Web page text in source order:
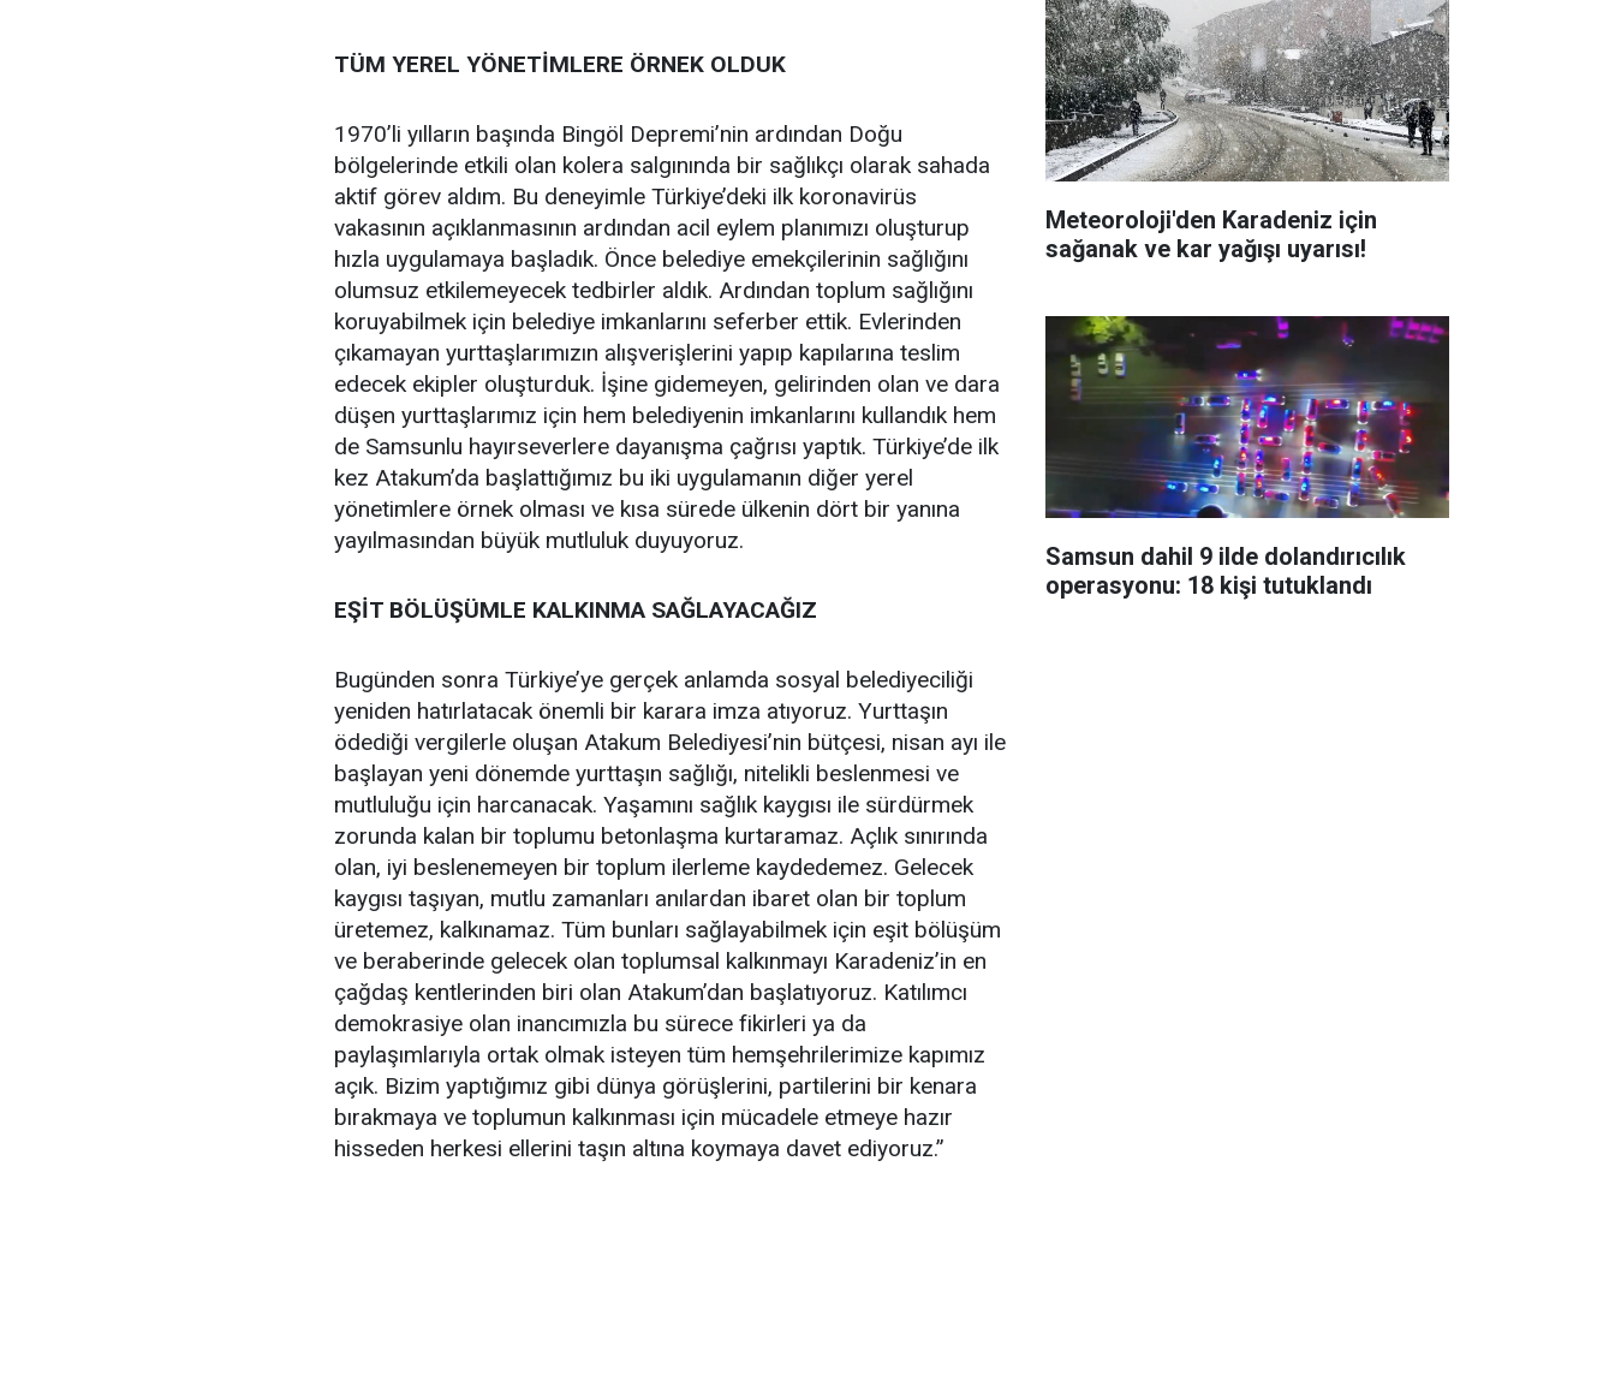
TÜM YEREL YÖNETİMLERE ÖRNEK OLDUK
1970’li yılların başında Bingöl Depremi’nin ardından Doğu
bölgelerinde etkili olan kolera salgınında bir sağlıkçı olarak sahada
aktif görev aldım. Bu deneyimle Türkiye’deki ilk koronavirüs
vakasının açıklanmasının ardından acil eylem planımızı oluşturup
hızla uygulamaya başladık. Önce belediye emekçilerinin sağlığını
olumsuz etkilemeyecek tedbirler aldık. Ardından toplum sağlığını
koruyabilmek için belediye imkanlarını seferber ettik. Evlerinden
çıkamayan yurttaşlarımızın alışverişlerini yapıp kapılarına teslim
edecek ekipler oluşturduk. İşine gidemeyen, gelirinden olan ve dara
düşen yurttaşlarımız için hem belediyenin imkanlarını kullandık hem
de Samsunlu hayırseverlere dayanışma çağrısı yaptık. Türkiye’de ilk
kez Atakum’da başlattığımız bu iki uygulamanın diğer yerel
yönetimlere örnek olması ve kısa sürede ülkenin dört bir yanına
yayılmasından büyük mutluluk duyuyoruz.
EŞİT BÖLÜŞÜMLE KALKINMA SAĞLAYACAĞIZ
Bugünden sonra Türkiye’ye gerçek anlamda sosyal belediyeciliği
yeniden hatırlatacak önemli bir karara imza atıyoruz. Yurttaşın
ödediği vergilerle oluşan Atakum Belediyesi’nin bütçesi, nisan ayı ile
başlayan yeni dönemde yurttaşın sağlığı, nitelikli beslenmesi ve
mutluluğu için harcanacak. Yaşamını sağlık kaygısı ile sürdürmek
zorunda kalan bir toplumu betonlaşma kurtaramaz. Açlık sınırında
olan, iyi beslenemeyen bir toplum ilerleme kaydedemez. Gelecek
kaygısı taşıyan, mutlu zamanları anılardan ibaret olan bir toplum
üretemez, kalkınamaz. Tüm bunları sağlayabilmek için eşit bölüşüm
ve beraberinde gelecek olan toplumsal kalkınmayı Karadeniz’in en
çağdaş kentlerinden biri olan Atakum’dan başlatıyoruz. Katılımcı
demokrasiye olan inancımızla bu sürece fikirleri ya da
paylaşımlarıyla ortak olmak isteyen tüm hemşehrilerimize kapımız
açık. Bizim yaptığımız gibi dünya görüşlerini, partilerini bir kenara
bırakmaya ve toplumun kalkınması için mücadele etmeye hazır
hisseden herkesi ellerini taşın altına koymaya davet ediyoruz.”
Meteoroloji'den Karadeniz için
sağanak ve kar yağışı uyarısı!
Samsun dahil 9 ilde dolandırıcılık
operasyonu: 18 kişi tutuklandı